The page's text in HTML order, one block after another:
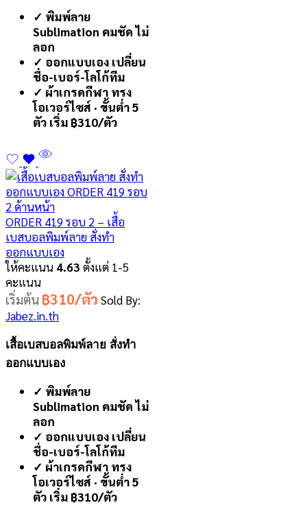
✓ พิมพ์ลาย
Sublimation คมชัด ไม่
ลอก
✓ ออกแบบเอง เปลี่ยน
ชื่อ-เบอร์-โลโก้ทีม
✓ ผ้าเกรดกีฬา ทรง
โอเวอร์ไซส์ · ขั้นต่ำ 5
ตัว เริ่ม ฿310/ตัว
ORDER 419 รอบ 2 – เสื้อ
เบสบอลพิมพ์ลาย สั่งทำ
ออกแบบเอง
ให้คะแนน 4.63 ตั้งแต่ 1-5
คะแนน
เริ่มต้น ฿310/ตัว Sold By:
Jabez.in.th
เสื้อเบสบอลพิมพ์ลาย สั่งทำ
ออกแบบเอง
✓ พิมพ์ลาย
Sublimation คมชัด ไม่
ลอก
✓ ออกแบบเอง เปลี่ยน
ชื่อ-เบอร์-โลโก้ทีม
✓ ผ้าเกรดกีฬา ทรง
โอเวอร์ไซส์ · ขั้นต่ำ 5
ตัว เริ่ม ฿310/ตัว